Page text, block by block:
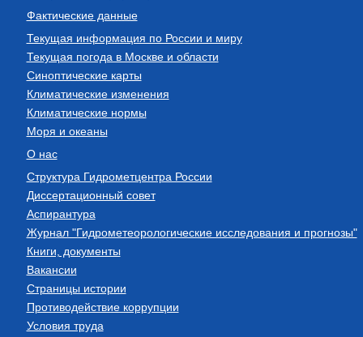
Фактические данные
Текущая информация по России и миру
Текущая погода в Москве и области
Синоптические карты
Климатические изменения
Климатические нормы
Моря и океаны
О нас
Структура Гидрометцентра России
Диссертационный совет
Аспирантура
Журнал "Гидрометеорологические исследования и прогнозы"
Книги, документы
Вакансии
Страницы истории
Противодействие коррупции
Условия труда